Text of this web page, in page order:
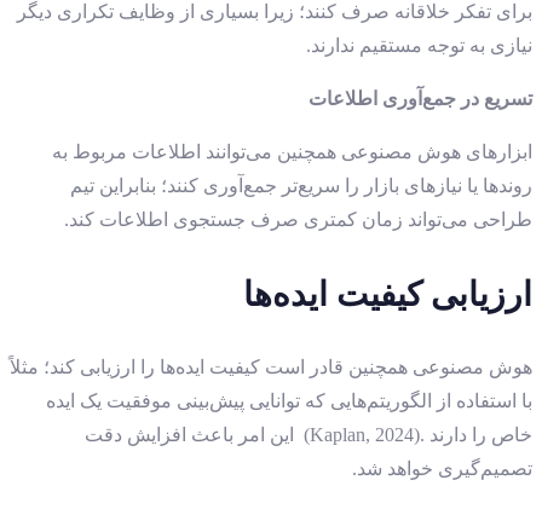
برای تفکر خلاقانه صرف کنند؛ زیرا بسیاری از وظایف تکراری دیگر
نیازی به توجه مستقیم ندارند.
تسریع در جمع‌آوری اطلاعات
ابزارهای هوش مصنوعی همچنین می‌توانند اطلاعات مربوط به
روندها یا نیازهای بازار را سریع‌تر جمع‌آوری کنند؛ بنابراین تیم
طراحی می‌تواند زمان کمتری صرف جستجوی اطلاعات کند.
ارزیابی کیفیت ایده‌ها
هوش مصنوعی همچنین قادر است کیفیت ایده‌ها را ارزیابی کند؛ مثلاً
با استفاده از الگوریتم‌هایی که توانایی پیش‌بینی موفقیت یک ایده
خاص را دارند .(Kaplan, 2024) این امر باعث افزایش دقت
تصمیم‌گیری خواهد شد.